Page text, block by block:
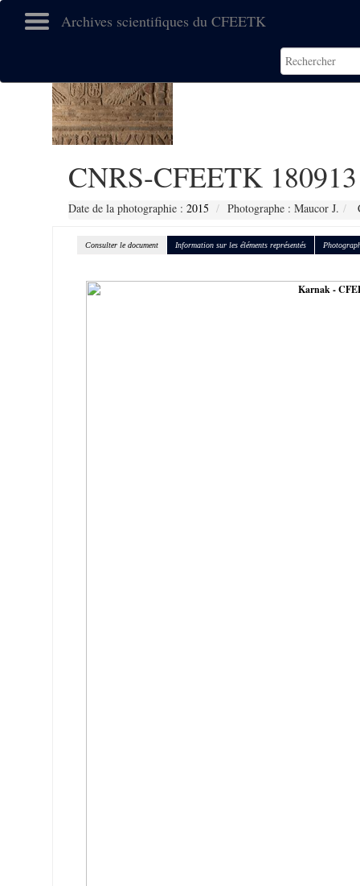
Archives scientifiques du CFEETK
CNRS-CFEETK 180913
Date de la photographie : 2015 Photographe : Maucor J.
Consulter le document Information sur les éléments représentés